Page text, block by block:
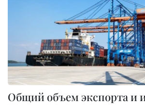
Общий объем экспорта и